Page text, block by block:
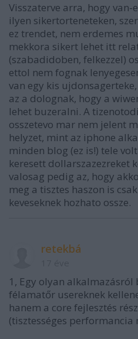
Visszaterve arra, hogy
ilyen sikertorteneteken,
ez trendet, nem erdemes
mekkora sikert lehet itt
(szabadidoben, felkezzel)
ettol nem fognak
van egy kis
az a dolognak, hogy a
lehet buzeralni. A
osszetevo mar nem jelent
helyzet, mint az iphone
minden blog (ez is!) tele
keresett dollarszazezreket
valosag pedig az, hogy
meg a tisztes haszon is
keveseknek hozhato ossze.
retekbá
1, Egy olyan alkalmazásról
félamatőr usereknek
hanem a core fejlesztés
(tisztességes performancia